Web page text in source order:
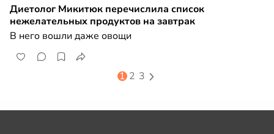
Диетолог Микитюк перечислила список
нежелательных продуктов на завтрак
В него вошли даже овощи
1 2 3